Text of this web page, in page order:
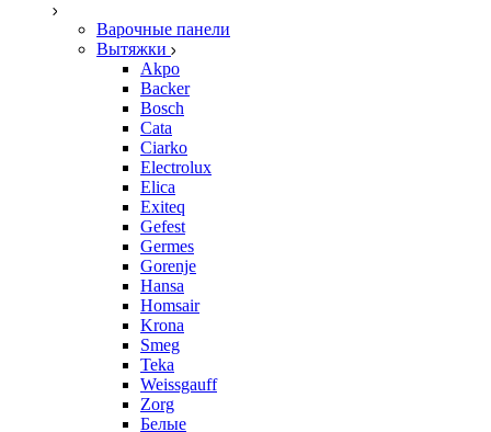
Варочные панели
Вытяжки
Akpo
Backer
Bosch
Cata
Ciarko
Electrolux
Elica
Exiteq
Gefest
Germes
Gorenje
Hansa
Homsair
Krona
Smeg
Teka
Weissgauff
Zorg
Белые